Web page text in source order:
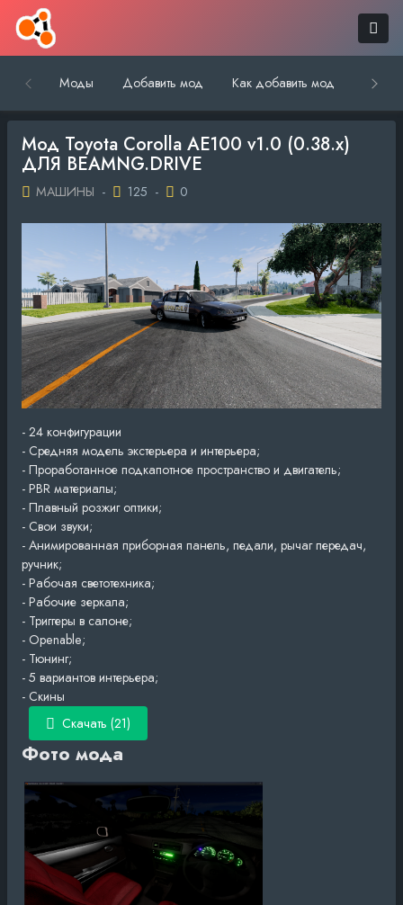
Моды Добавить мод Как добавить мод
Мод Toyota Corolla AE100 v1.0 (0.38.x)
ДЛЯ BEAMNG.DRIVE
МАШИНЫ - 125 - 0
- 24 конфигурации
- Средняя модель экстерьера и интерьера;
- Проработанное подкапотное пространство и двигатель;
- PBR материалы;
- Плавный розжиг оптики;
- Свои звуки;
- Анимированная приборная панель, педали, рычаг передач,
ручник;
- Рабочая светотехника;
- Рабочие зеркала;
- Триггеры в салоне;
- Openable;
- Тюнинг;
- 5 вариантов интерьера;
- Скины
Скачать (21)
Фото мода